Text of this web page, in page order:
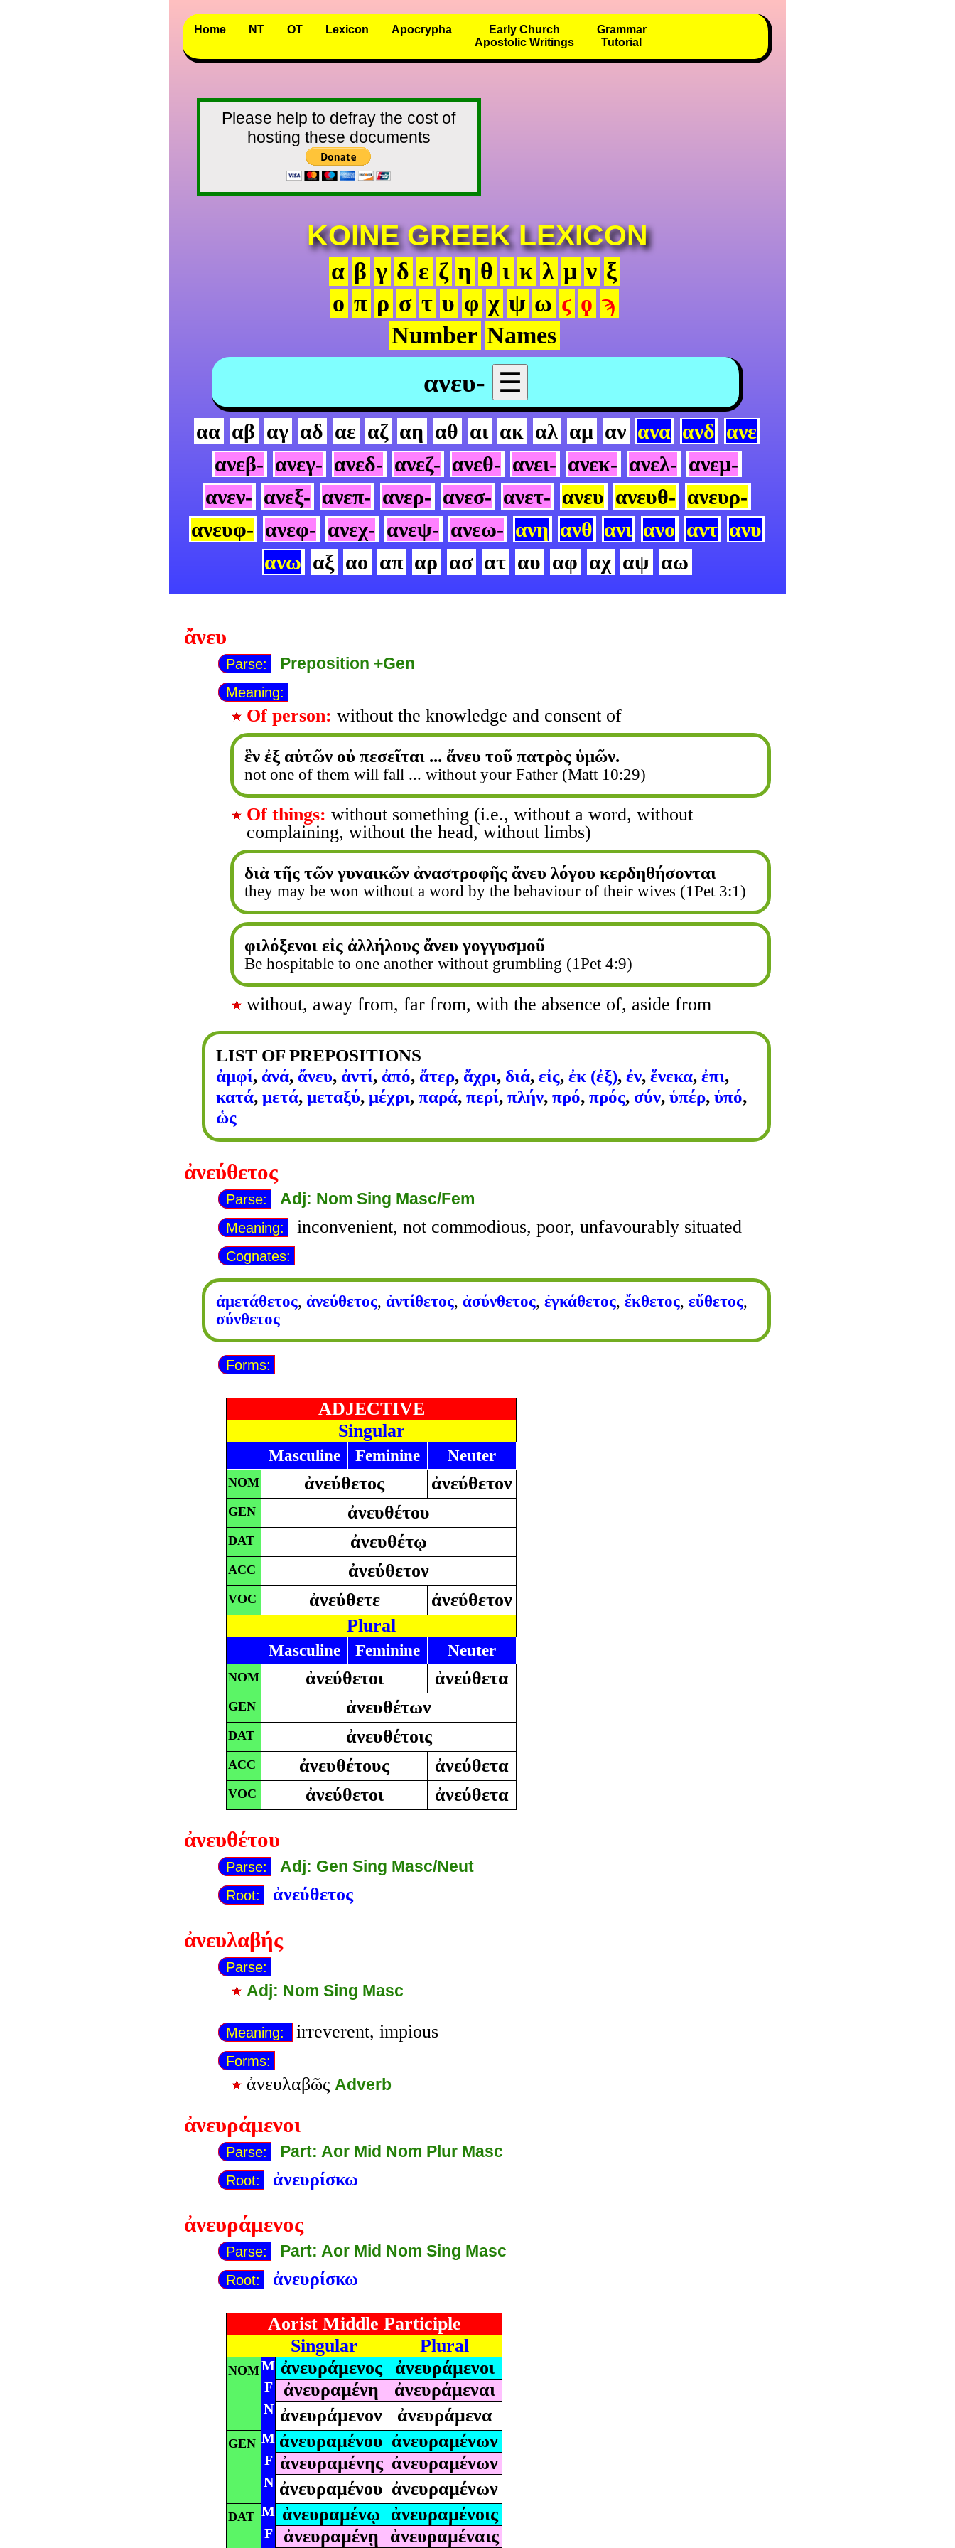
Home NT OT Lexicon Apocrypha
Early Church
Apostolic Writings
Grammar
Tutorial
Please help to defray the cost of
hosting these documents
KOINE GREEK LEXICON
α β γ δ ε ζ η θ ι κ λ μ ν ξ
ο π ρ σ τ υ φ χ ψ ω ϛ ϙ ϡ
Number Names
ανευ- ☰
αα αβ αγ αδ αε αζ αη αθ αι ακ αλ αμ αν ανα ανδ ανε
ανεβ- ανεγ- ανεδ- ανεζ- ανεθ- ανει- ανεκ- ανελ- ανεμ-
ανεν- ανεξ- ανεπ- ανερ- ανεσ- ανετ- ανευ ανευθ- ανευρ-
ανευφ- ανεφ- ανεχ- ανεψ- ανεω- ανη ανθ ανι ανο αντ ανυ
ανω αξ αο απ αρ ασ ατ αυ αφ αχ αψ αω
ἄνευ
Parse: Preposition +Gen
Meaning:
Of person: without the knowledge and consent of
ἓν ἐξ αὐτῶν οὐ πεσεῖται ... ἄνευ τοῦ πατρὸς ὑμῶν.
not one of them will fall ... without your Father (Matt 10:29)
Of things: without something (i.e., without a word, without
complaining, without the head, without limbs)
διὰ τῆς τῶν γυναικῶν ἀναστροφῆς ἄνευ λόγου κερδηθήσονται
they may be won without a word by the behaviour of their wives (1Pet 3:1)
φιλόξενοι εἰς ἀλλήλους ἄνευ γογγυσμοῦ
Be hospitable to one another without grumbling (1Pet 4:9)
without, away from, far from, with the absence of, aside from
LIST OF PREPOSITIONS
ἀμφί, ἀνά, ἄνευ, ἀντί, ἀπό, ἄτερ, ἄχρι, διά, εἰς, ἐκ (ἐξ), ἐν, ἕνεκα, ἐπι,
κατά, μετά, μεταξύ, μέχρι, παρά, περί, πλήν, πρό, πρός, σύν, ὑπέρ, ὑπό,
ὡς
ἀνεύθετος
Parse: Adj: Nom Sing Masc/Fem
Meaning: inconvenient, not commodious, poor, unfavourably situated
Cognates:
ἀμετάθετος, ἀνεύθετος, ἀντίθετος, ἀσύνθετος, ἐγκάθετος, ἔκθετος, εὔθετος,
σύνθετος
Forms:
ADJECTIVE
Singular
Masculine Feminine Neuter
NOM ἀνεύθετος ἀνεύθετον
GEN ἀνευθέτου
DAT ἀνευθέτῳ
ACC ἀνεύθετον
VOC ἀνεύθετε
ἀνεύθετον
Plural
Masculine Feminine Neuter
NOM ἀνεύθετοι ἀνεύθετα
GEN ἀνευθέτων
DAT ἀνευθέτοις
ACC ἀνευθέτους ἀνεύθετα
VOC ἀνεύθετοι ἀνεύθετα
ἀνευθέτου
Parse: Adj: Gen Sing Masc/Neut
Root: ἀνεύθετος
ἀνευλαβής
Parse:
Adj: Nom Sing Masc
Meaning: irreverent, impious
Forms:
ἀνευλαβῶς Adverb
ἀνευράμενοι
Parse: Part: Aor Mid Nom Plur Masc
Root: ἀνευρίσκω
ἀνευράμενος
Parse: Part: Aor Mid Nom Sing Masc
Root: ἀνευρίσκω
Aorist Middle Participle
Singular
Plural
NOMM ἀνευράμενος ἀνευράμενοι
F ἀνευραμένη ἀνευράμεναι
N ἀνευράμενον ἀνευράμενα
GEN M ἀνευραμένου ἀνευραμένων
F ἀνευραμένης ἀνευραμένων
N ἀνευραμένου ἀνευραμένων
DAT M ἀνευραμένῳ ἀνευραμένοις
F ἀνευραμένῃ ἀνευραμέναις